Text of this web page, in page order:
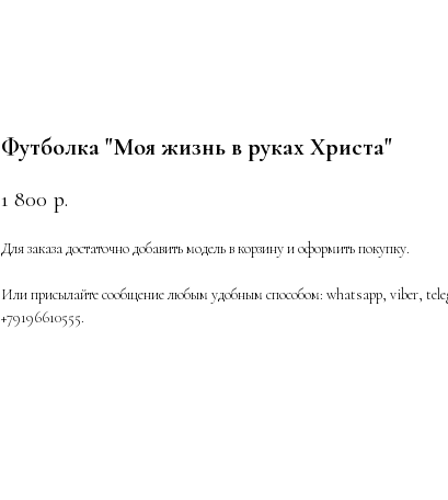
Футболка "Моя жизнь в руках Христа"
1 800 р.
Для заказа достаточно добавить модель в корзину и оформить покупку.
Или присылайте сообщение любым удобным способом: whatsapp, viber,
+79196610555.